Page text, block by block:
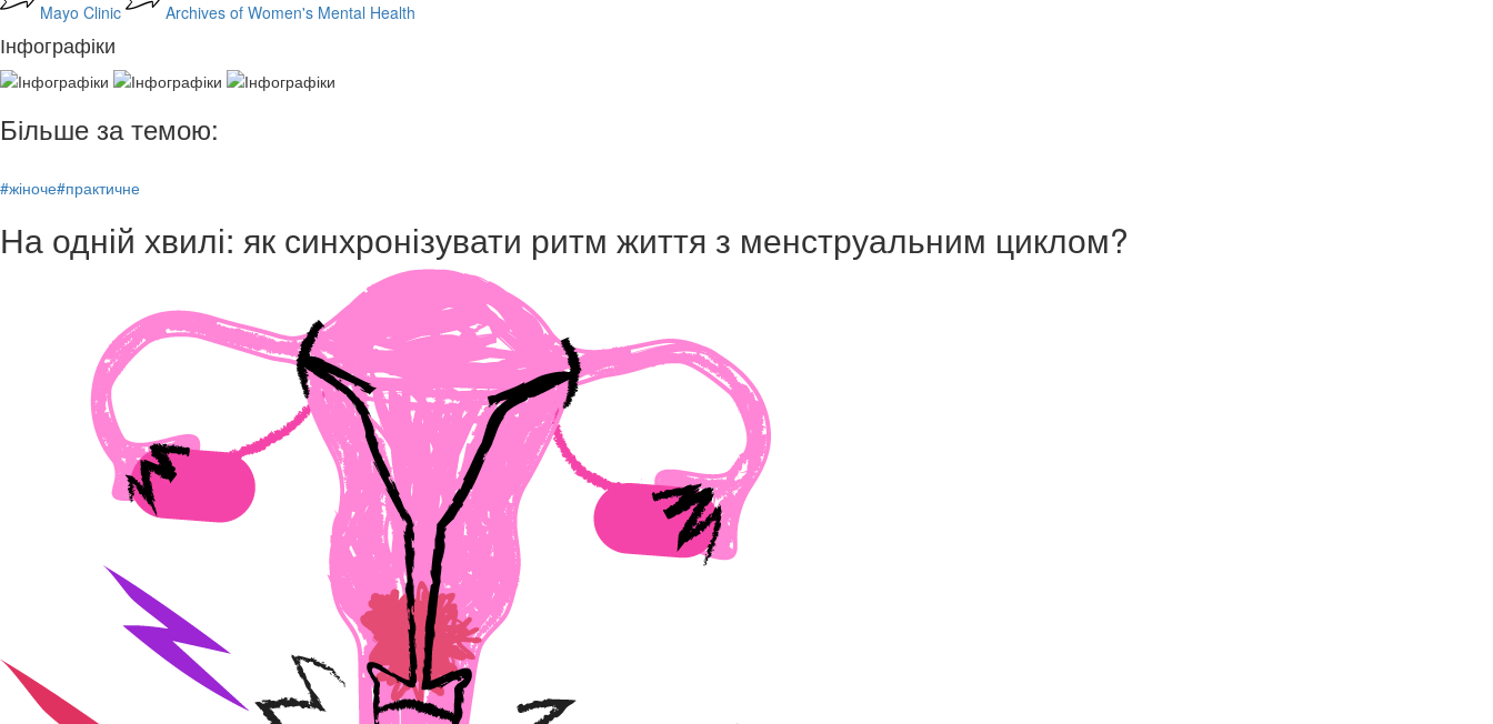
Mayo Clinic Archives of Women's Mental Health
Інфографіки
Більше за темою:
#жіноче#практичне
На одній хвилі: як синхронізувати ритм життя з менструальним циклом?